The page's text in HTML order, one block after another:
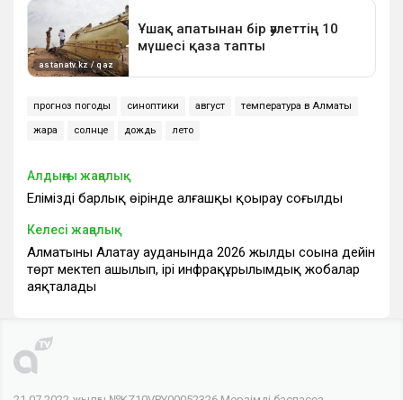
прогноз погоды синоптики август температура в Алматы
жара солнце дождь лето
Алдыңғы жаңалық
Еліміздің барлық өңірінде алғашқы қоңырау соғылды
Келесі жаңалық
Алматының Алатау ауданында 2026 жылдың соңына дейін
төрт мектеп ашылып, ірі инфрақұрылымдық жобалар
аяқталады